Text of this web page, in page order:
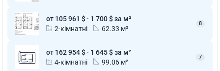
от 105 961 $ · 1 700 $ за м²
2-кімнатні
62.33 м²
8
от 162 954 $ · 1 645 $ за м²
4-кімнатні
99.06 м²
7